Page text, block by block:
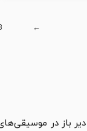
←
دیر باز در